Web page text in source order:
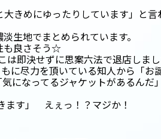
きめにゆったりしています」と
生地でまとめられています。
も良さそう☆
即決せずに思案六法で退店しまし
に尽力を頂いている知人から「お
になってるジャケットがあるんだ
ます」 えぇっ！？マジか！